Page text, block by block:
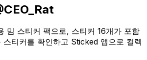
밈 스티커 팩으로, 스티커 16개가 포함
스티커를 확인하고 Sticked 앱으로 컬렉